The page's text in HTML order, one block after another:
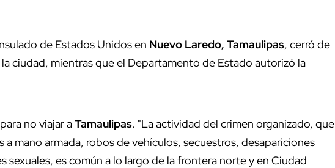
de Estados Unidos en Nuevo Laredo, Tamaulipas, cerró de
ciudad, mientras que el Departamento de Estado autorizó la
no viajar aTamaulipas. "La actividad del crimen organizado, que
mano armada, robos de vehículos, secuestros, desapariciones
sexuales, es común a lo largo de la frontera norte y en Ciudad